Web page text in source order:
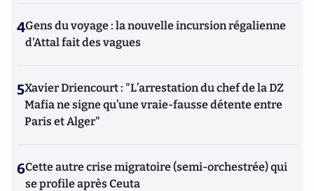
4Gens du voyage : la nouvelle incursion régalienne
d'Attal fait des vagues
5Xavier Driencourt : "L’arrestation du chef de la DZ
Mafia ne signe qu’une vraie-fausse détente entre
Paris et Alger"
6Cette autre crise migratoire (semi-orchestrée) qui
se profile après Ceuta